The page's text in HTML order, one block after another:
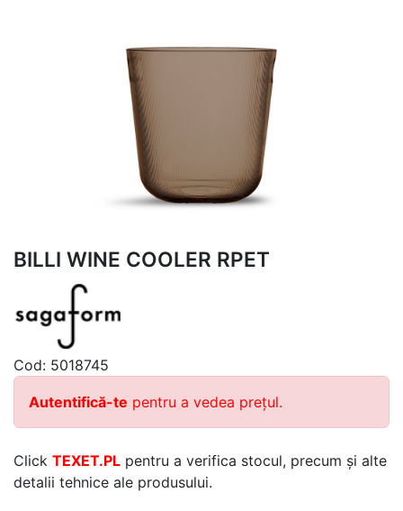
BILLI WINE COOLER RPET
Cod: 5018745
Autentifică-te pentru a vedea prețul.
Click TEXET.PL pentru a verifica stocul, precum și alte
detalii tehnice ale produsului.